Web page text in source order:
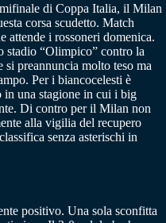
di Coppa Italia, il Milan
corsa scudetto. Match
i rossoneri domenica.
stadio “Olimpico” contro la
preannuncia molto teso ma
Per i biancocelesti è
in una stagione in cui i big
Di contro per il Milan non
alla vigilia del recupero
senza asterischi in
positivo. Una sola sconfitta